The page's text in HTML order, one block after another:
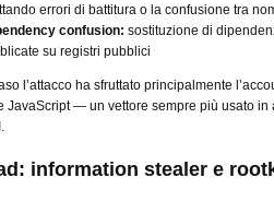
errori di battitura o la confusione tra
confusion: sostituzione di
su registri pubblici
l’attacco ha sfruttato principalmente
JavaScript — un vettore sempre più usato in
information stealer e